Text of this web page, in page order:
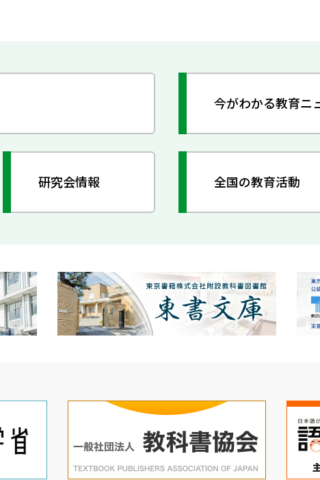
今がわかる教育ニ
研究会情報 全国の教育活動